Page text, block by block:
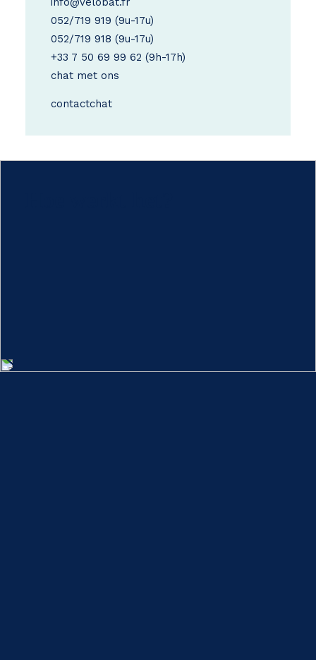
052/719 919 (9u-17u)
052/719 918 (9u-17u)
+33 7 50 69 99 62 (9h-17h)
chat met ons
contactchat